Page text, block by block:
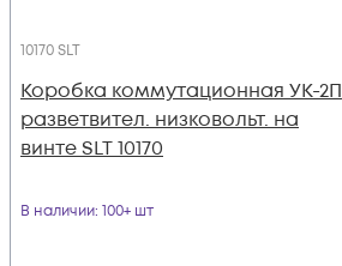
10170 SLT
Коробка коммутационная УК-2П
разветвител. низковольт. на
винте SLT 10170
В наличии: 100+ шт